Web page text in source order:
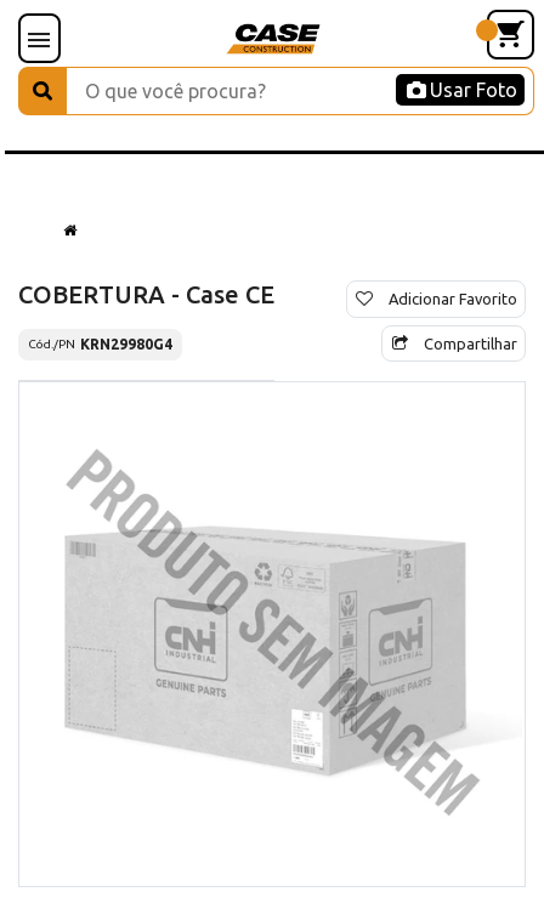
Usar Foto
COBERTURA - Case CE
Cód./PN KRN29980G4
Adicionar Favorito
Compartilhar